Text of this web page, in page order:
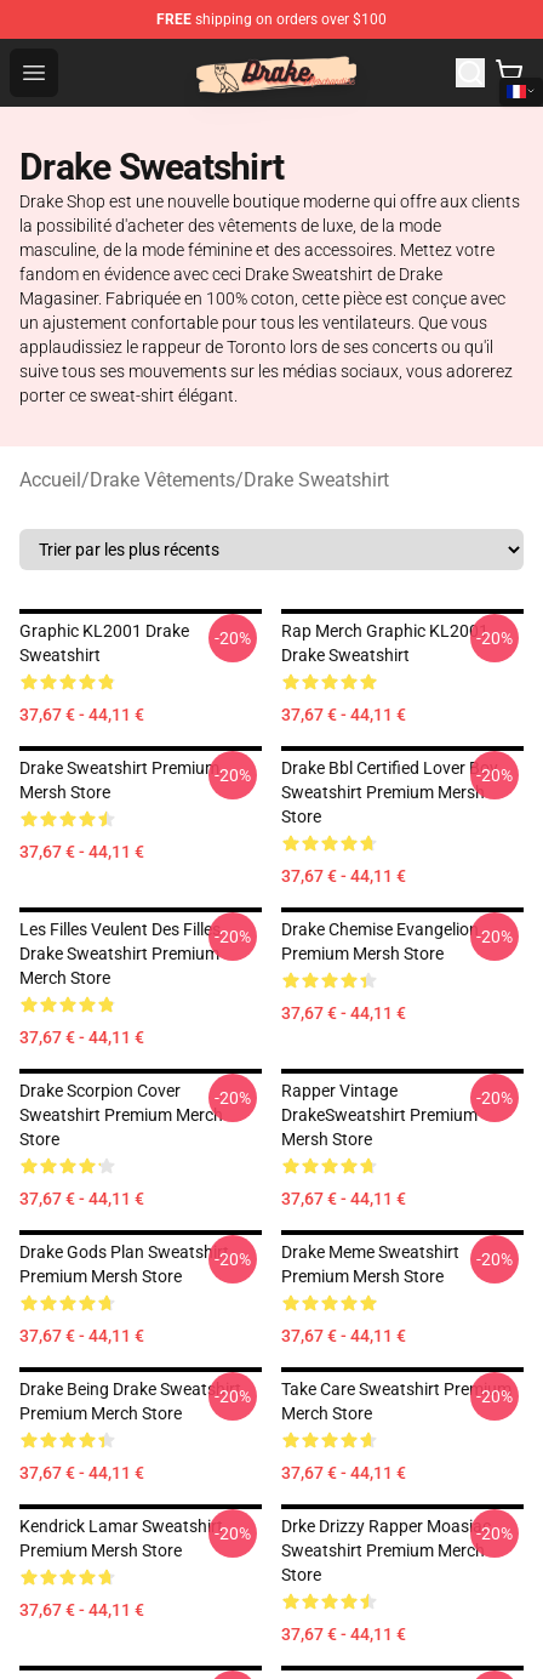
FREE shipping on orders over $100
Open menu
Drake Shop - Official Drake Merchandise Store
Drake Sweatshirt
Drake Shop est une nouvelle boutique moderne qui offre aux clients
la possibilité d'acheter des vêtements de luxe, de la mode
masculine, de la mode féminine et des accessoires. Mettez votre
fandom en évidence avec ceci Drake Sweatshirt de Drake
Magasiner. Fabriquée en 100% coton, cette pièce est conçue avec
un ajustement confortable pour tous les ventilateurs. Que vous
applaudissiez le rappeur de Toronto lors de ses concerts ou qu'il
suive tous ses mouvements sur les médias sociaux, vous adorerez
porter ce sweat-shirt élégant.
Accueil/Drake Vêtements/Drake Sweatshirt
Graphic KL2001 Drake
Sweatshirt
37,67 € - 44,11 €
-20%
Rap Merch Graphic KL2001
Drake Sweatshirt
37,67 € - 44,11 €
-20%
Drake Sweatshirt Premium
Mersh Store
37,67 € - 44,11 €
-20%
Drake Bbl Certified Lover Boy
Sweatshirt Premium Mersh
Store
37,67 € - 44,11 €
-20%
Les Filles Veulent Des Filles
Drake Sweatshirt Premium
Merch Store
37,67 € - 44,11 €
-20%
Drake Chemise Evangelion
Premium Mersh Store
37,67 € - 44,11 €
-20%
Drake Scorpion Cover
Sweatshirt Premium Merch
Store
37,67 € - 44,11 €
-20%
Rapper Vintage
DrakeSweatshirt Premium
Mersh Store
37,67 € - 44,11 €
-20%
Drake Gods Plan Sweatshirt
Premium Mersh Store
37,67 € - 44,11 €
-20%
Drake Meme Sweatshirt
Premium Mersh Store
37,67 € - 44,11 €
-20%
Drake Being Drake Sweatshirt
Premium Merch Store
37,67 € - 44,11 €
-20%
Take Care Sweatshirt Premium
Merch Store
37,67 € - 44,11 €
-20%
Kendrick Lamar Sweatshirt
Premium Mersh Store
37,67 € - 44,11 €
-20%
Drke Drizzy Rapper Moasiac
Sweatshirt Premium Merch
Store
37,67 € - 44,11 €
-20%